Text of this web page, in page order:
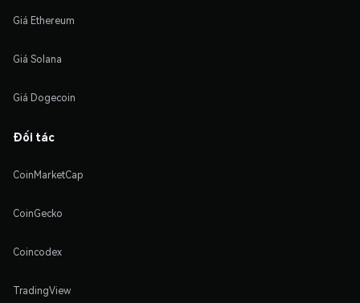
Giá Ethereum
Giá Solana
Giá Dogecoin
Đối tác
CoinMarketCap
CoinGecko
Coincodex
TradingView